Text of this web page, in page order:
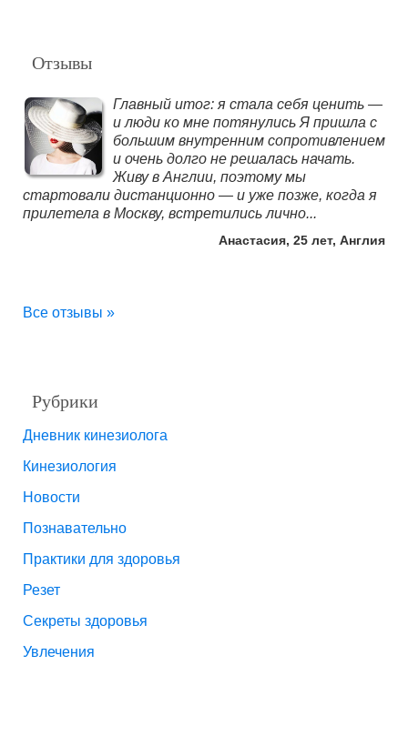
Отзывы
Главный итог: я стала себя ценить —
и люди ко мне потянулись Я пришла с
большим внутренним сопротивлением
и очень долго не решалась начать.
Живу в Англии, поэтому мы
стартовали дистанционно — и уже позже, когда я
прилетела в Москву, встретились лично...
Анастасия, 25 лет, Англия
Милая Галина, доброе утро! 🌞 Вчера
вышла от Вас и сразу почувствовала
такую лёгкость в теле. А сегодня
поняла, что лишнее уже начинает
уходить. Похоже, процесс избавления
от лишних килограммов запустился! 💃😄 Спасибо
Вам огромное за мой любимый массаж...
Кристина, 45 лет, Москва
Все отзывы »
Рубрики
Дневник кинезиолога
Кинезиология
Новости
Познавательно
Практики для здоровья
Резет
Секреты здоровья
Увлечения